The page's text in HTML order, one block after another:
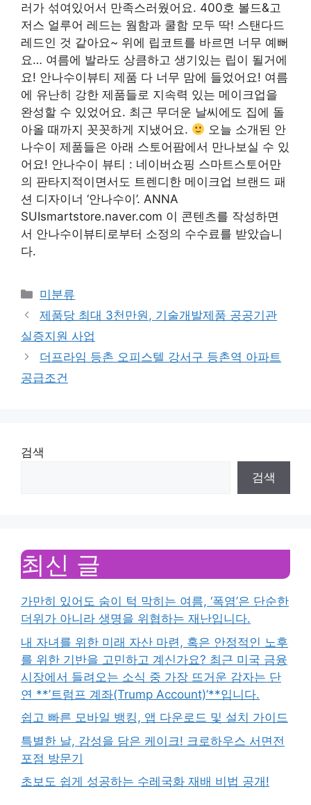
러가 섞여있어서 만족스러웠어요. 400호 볼드&고
저스 얼루어 레드는 웜함과 쿨함 모두 딱! 스탠다드
레드인 것 같아요~ 위에 립코트를 바르면 너무 예뻐
요… 여름에 발라도 상큼하고 생기있는 립이 될거에
요! 안나수이뷰티 제품 다 너무 맘에 들었어요! 여름
에 유난히 강한 제품들로 지속력 있는 메이크업을
완성할 수 있었어요. 최근 무더운 날씨에도 집에 돌
아올 때까지 꼿꼿하게 지냈어요.
오늘 소개된 안
나수이 제품들은 아래 스토어팜에서 만나보실 수 있
어요! 안나수이 뷰티 : 네이버쇼핑 스마트스토어만
의 판타지적이면서도 트렌디한 메이크업 브랜드 패
션 디자이너 ‘안나수이’. ANNA
SUIsmartstore.naver.com 이 콘텐츠를 작성하면
서 안나수이뷰티로부터 소정의 수수료를 받았습니
다.
Categories
미분류
제품당 최대 3천만원, 기술개발제품 공공기관
실증지원 사업
더프라임 등촌 오피스텔 강서구 등촌역 아파트
공급조건
검색
검색
최신 글
가만히 있어도 숨이 턱 막히는 여름, ‘폭염’은 단순한
더위가 아니라 생명을 위협하는 재난입니다.
내 자녀를 위한 미래 자산 마련, 혹은 안정적인 노후
를 위한 기반을 고민하고 계신가요? 최근 미국 금융
시장에서 들려오는 소식 중 가장 뜨거운 감자는 단
연 **’트럼프 계좌(Trump Account)’**입니다.
쉽고 빠른 모바일 뱅킹, 앱 다운로드 및 설치 가이드
특별한 날, 감성을 담은 케이크! 크로하우스 서면전
포점 방문기
초보도 쉽게 성공하는 수레국화 재배 비법 공개!